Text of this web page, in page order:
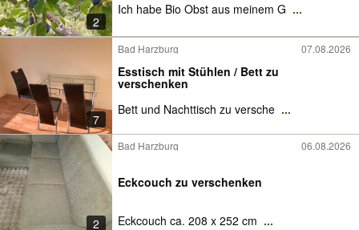
2
Ich habe Bio Obst aus meinem G ...
7
Bad Harzburg 07.08.2026
Esstisch mit Stühlen / Bett zu
verschenken
Bett und Nachttisch zu versche ...
2
Bad Harzburg 06.08.2026
Eckcouch zu verschenken
Eckcouch ca. 208 x 252 cm ...